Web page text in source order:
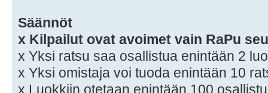
Säännöt
x Kilpailut ovat avoimet vain RaPu
x Yksi ratsu saa osallistua enintään 2
x Yksi omistaja voi tuoda enintään 10
x Luokkiin otetaan enintään 100